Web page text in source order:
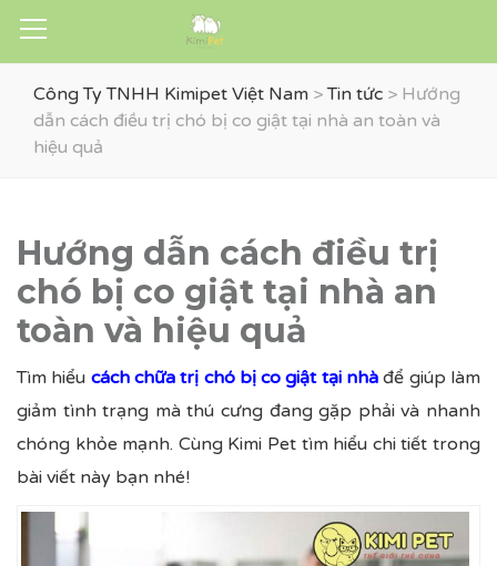
Công Ty TNHH Kimipet Việt Nam >Tin tức > Hướng
dẫn cách điều trị chó bị co giật tại nhà an toàn và
hiệu quả
Hướng dẫn cách điều trị
chó bị co giật tại nhà an
toàn và hiệu quả
Tìm hiểu cách chữa trị chó bị co giật tại nhà để giúp làm
giảm tình trạng mà thú cưng đang gặp phải và nhanh
chóng khỏe mạnh. Cùng Kimi Pet tìm hiểu chi tiết trong
bài viết này bạn nhé!